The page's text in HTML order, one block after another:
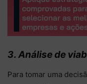
3. Análise de
Para tomar uma